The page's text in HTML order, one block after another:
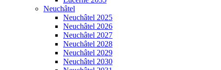
Neuchâtel
Neuchâtel 2025
Neuchâtel 2026
Neuchâtel 2027
Neuchâtel 2028
Neuchâtel 2029
Neuchâtel 2030